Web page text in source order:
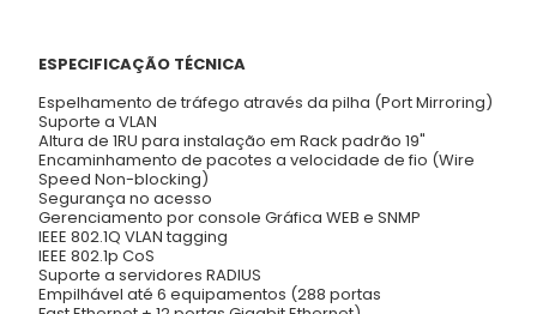
ESPECIFICAÇÃO TÉCNICA
Espelhamento de tráfego através da pilha (Port Mirroring)
Suporte a VLAN
Altura de 1RU para instalação em Rack padrão 19"
Encaminhamento de pacotes a velocidade de fio (Wire
Speed Non-blocking)
Segurança no acesso
Gerenciamento por console Gráfica WEB e SNMP
IEEE 802.1Q VLAN tagging
IEEE 802.1p CoS
Suporte a servidores RADIUS
Empilhável até 6 equipamentos (288 portas